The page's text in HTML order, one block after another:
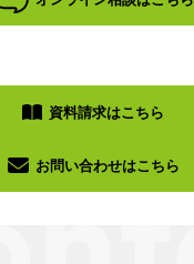
資料請求はこちら
お問い合わせはこちら